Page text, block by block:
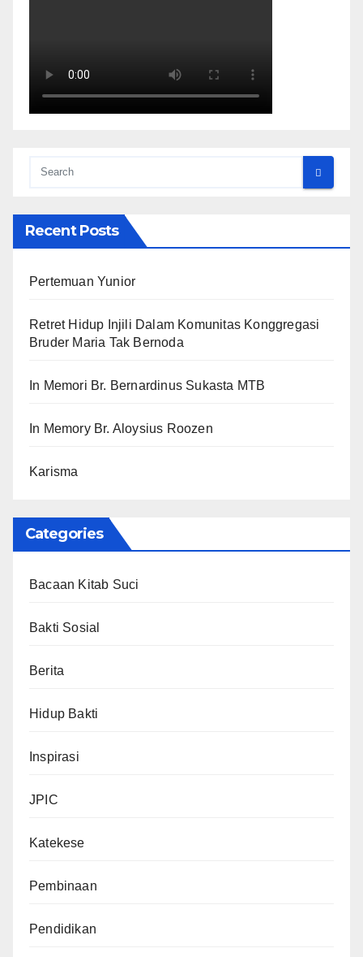
Recent Posts
Pertemuan Yunior
Retret Hidup Injili Dalam Komunitas Konggregasi
Bruder Maria Tak Bernoda
In Memori Br. Bernardinus Sukasta MTB
In Memory Br. Aloysius Roozen
Karisma
Categories
Bacaan Kitab Suci
Bakti Sosial
Berita
Hidup Bakti
Inspirasi
JPIC
Katekese
Pembinaan
Pendidikan